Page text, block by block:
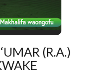
(R.A.)